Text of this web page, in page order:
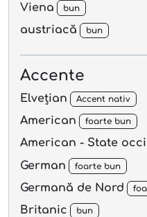
Viena bun
austriacă bun
Accente
Elvețian Accent nativ
American foarte bun
American - State
German foarte bun
Germană de Nord
Britanic bun